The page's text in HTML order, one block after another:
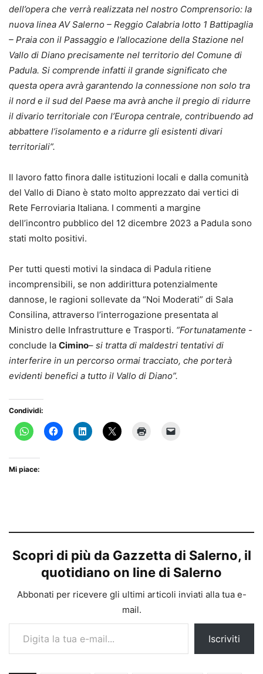
dell’opera che verrà realizzata nel nostro Comprensorio: la
nuova linea AV Salerno – Reggio Calabria lotto 1 Battipaglia
– Praia con il Passaggio e l’allocazione della Stazione nel
Vallo di Diano precisamente nel territorio del Comune di
Padula. Si comprende infatti il grande significato che
questa opera avrà garantendo la connessione non solo tra
il nord e il sud del Paese ma avrà anche il pregio di ridurre
il divario territoriale con l’Europa centrale, contribuendo ad
abbattere l’isolamento e a ridurre gli esistenti divari
territoriali”.
Il lavoro fatto finora dalle istituzioni locali e dalla comunità
del Vallo di Diano è stato molto apprezzato dai vertici di
Rete Ferroviaria Italiana. I commenti a margine
dell’incontro pubblico del 12 dicembre 2023 a Padula sono
stati molto positivi.
Per tutti questi motivi la sindaca di Padula ritiene
incomprensibili, se non addirittura potenzialmente
dannose, le ragioni sollevate da “Noi Moderati” di Sala
Consilina, attraverso l’interrogazione presentata al
Ministro delle Infrastrutture e Trasporti. “Fortunatamente -
conclude la Cimino– si tratta di maldestri tentativi di
interferire in un percorso ormai tracciato, che porterà
evidenti benefici a tutto il Vallo di Diano”.
Condividi:
Mi piace:
Scopri di più da Gazzetta di Salerno, il
quotidiano on line di Salerno
Abbonati per ricevere gli ultimi articoli inviati alla tua e-
mail.
Digita la tua e-mail...
Iscriviti